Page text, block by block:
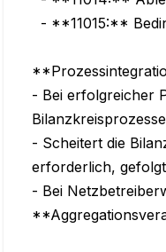
- Bei erfolgreicher
- Scheitert die
erforderlich,
- Bei